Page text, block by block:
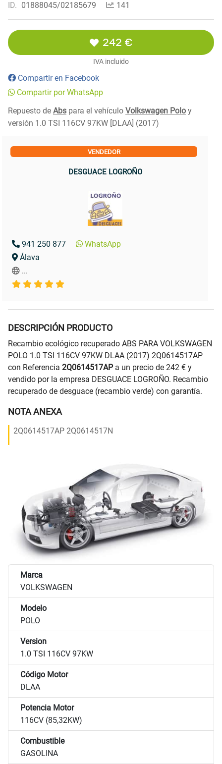
ID. 01888045/02185679 141
242 €
IVA incluido
Compartir en Facebook
Compartir por WhatsApp
Repuesto de Abs para el vehículo Volkswagen Polo y
versión 1.0 TSI 116CV 97KW [DLAA] (2017)
VENDEDOR
DESGUACE LOGROÑO
941 250 877
WhatsApp
Álava
...
DESCRIPCIÓN PRODUCTO
Recambio ecológico recuperado ABS PARA VOLKSWAGEN
POLO 1.0 TSI 116CV 97KW DLAA (2017) 2Q0614517AP
con Referencia 2Q0614517APa un precio de 242 € y
vendido por la empresa DESGUACE LOGROÑO. Recambio
recuperado de desguace (recambio verde) con garantía.
NOTA ANEXA
2Q0614517AP 2Q0614517N
Marca
VOLKSWAGEN
Modelo
POLO
Version
1.0 TSI 116CV 97KW
Código Motor
DLAA
Potencia Motor
116CV (85,32KW)
Combustible
GASOLINA